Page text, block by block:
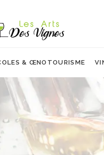
& ŒNOTOURISME